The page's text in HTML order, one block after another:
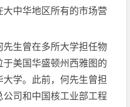
中华地区所有的市场营
生曾在多所大学担任物
美国华盛顿州西雅图的
学。此前，何先生曾担
司和中国核工业部工程